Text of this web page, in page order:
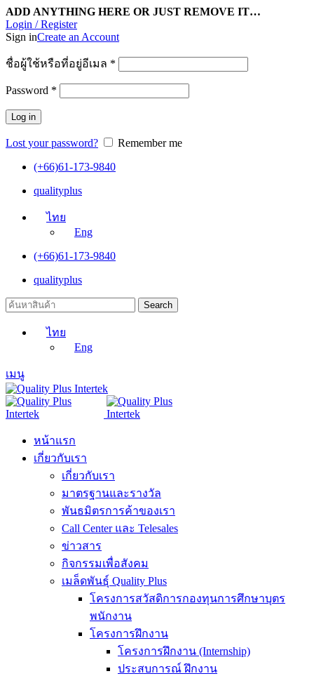
ADD ANYTHING HERE OR JUST REMOVE IT…
Login / Register
Sign inCreate an Account
ชื่อผู้ใช้หรือที่อยู่อีเมล *
Password *
Log in
Lost your password?
Remember me
(+66)61-173-9840
qualityplus
ไทย
Eng
(+66)61-173-9840
qualityplus
Search
ไทย
Eng
เมนู
หน้าแรก
เกี่ยวกับเรา
เกี่ยวกับเรา
มาตรฐานและรางวัล
พันธมิตรการค้าของเรา
Call Center และ Telesales
ข่าวสาร
กิจกรรมเพื่อสังคม
เมล็ดพันธุ์ Quality Plus
โครงการสวัสดิการกองทุนการศึกษาบุตร
พนักงาน
โครงการฝึกงาน
โครงการฝึกงาน (Internship)
ประสบการณ์ ฝึกงาน